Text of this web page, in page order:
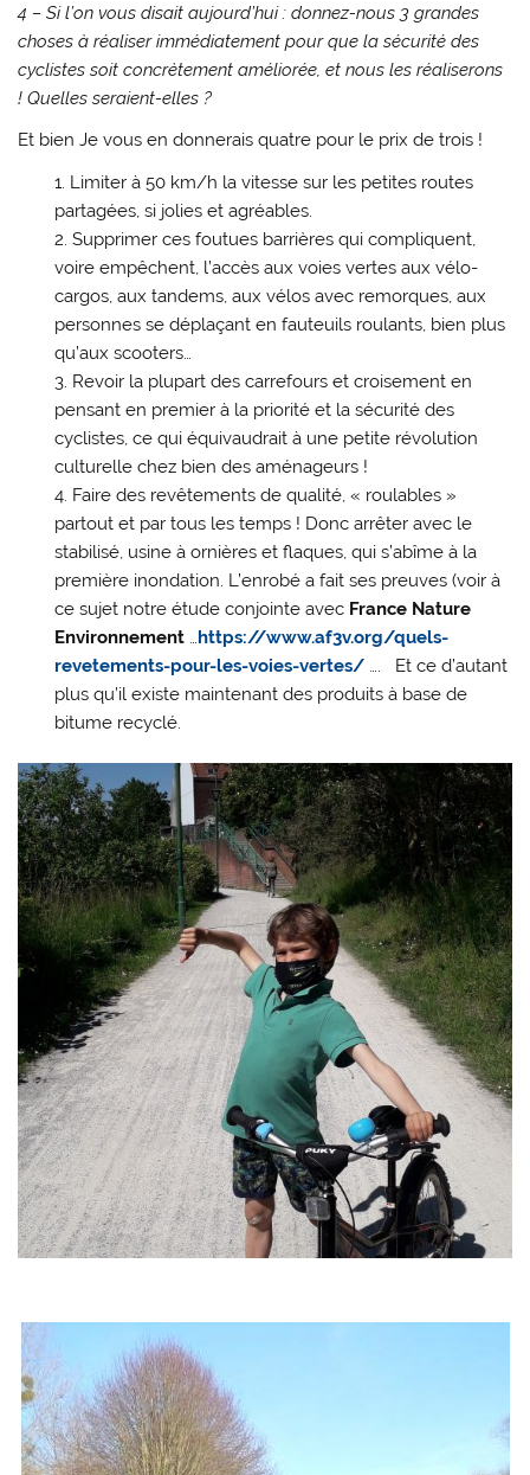
4 – Si l’on vous disait aujourd’hui : donnez-nous 3 grandes
choses à réaliser immédiatement pour que la sécurité des
cyclistes soit concrètement améliorée, et nous les réaliserons
! Quelles seraient-elles ?
Et bien Je vous en donnerais quatre pour le prix de trois !
Limiter à 50 km/h la vitesse sur les petites routes
partagées, si jolies et agréables.
Supprimer ces foutues barrières qui compliquent,
voire empêchent, l’accès aux voies vertes aux vélo-
cargos, aux tandems, aux vélos avec remorques, aux
personnes se déplaçant en fauteuils roulants, bien plus
qu’aux scooters…
Revoir la plupart des carrefours et croisement en
pensant en premier à la priorité et la sécurité des
cyclistes, ce qui équivaudrait à une petite révolution
culturelle chez bien des aménageurs !
Faire des revêtements de qualité, « roulables »
partout et par tous les temps ! Donc arrêter avec le
stabilisé, usine à ornières et flaques, qui s’abîme à la
première inondation. L’enrobé a fait ses preuves (voir à
ce sujet notre étude conjointe avec France Nature
Environnement… https://www.af3v.org/quels-
revetements-pour-les-voies-vertes/…. Et ce d’autant
plus qu’il existe maintenant des produits à base de
bitume recyclé.